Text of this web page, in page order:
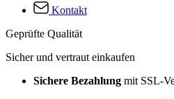
Kontakt
Geprüfte Qualität
Sicher und vertraut einkaufen
Sichere Bezahlung mit SSL-